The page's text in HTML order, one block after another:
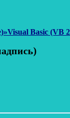
»Visual Basic (VB